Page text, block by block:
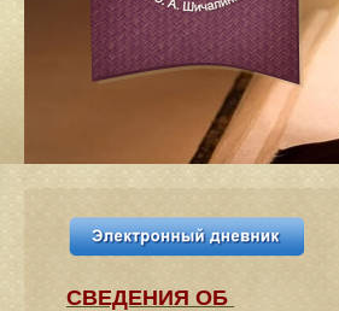
СВЕДЕНИЯ​ ОБ